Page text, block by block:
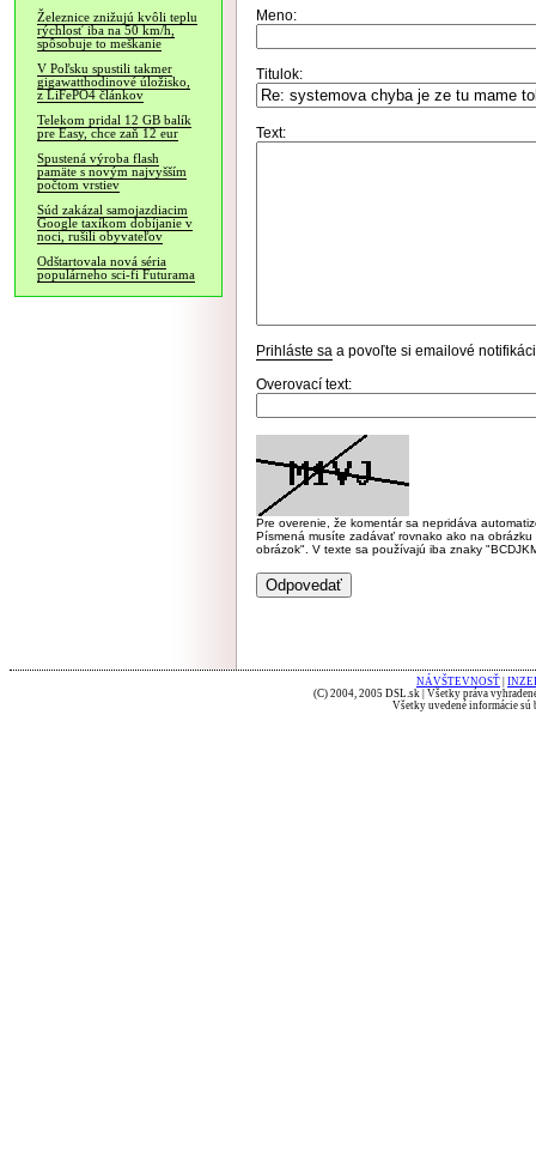
Železnice znižujú kvôli teplu
rýchlosť iba na 50 km/h,
spôsobuje to meškanie
V Poľsku spustili takmer
gigawatthodinové úložisko,
z LiFePO4 článkov
Telekom pridal 12 GB balík
pre Easy, chce zaň 12 eur
Spustená výroba flash
pamäte s novým najvyšším
počtom vrstiev
Súd zakázal samojazdiacim
Google taxíkom dobíjanie v
noci, rušili obyvateľov
Odštartovala nová séria
populárneho sci-fi Futurama
Meno:
Titulok:
Text:
Prihláste sa a povoľte si emailové
Overovací text:
Pre overenie, že komentár sa nepridáva
Písmená musíte zadávať rovnako ako na
obrázok". V texte sa používajú iba znaky
NÁVŠTEVNOSŤ
(C) 2004, 2005 DSL.sk | Všetky práva
Všetky uvedené informácie sú